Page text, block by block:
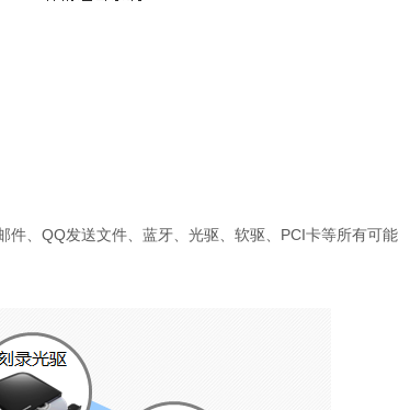
、QQ发送文件、蓝牙、光驱、软驱、PCI卡等所有可能